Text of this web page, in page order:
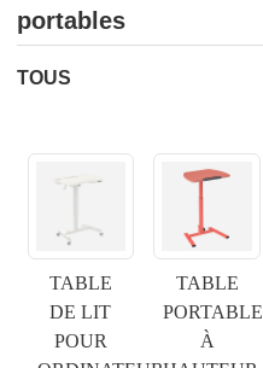
portables
TOUS
TABLE
DE LIT
POUR
TABLE
PORTABLE
À